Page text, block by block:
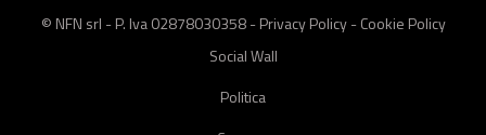
© NFN srl - P. Iva 02878030358 -Privacy Policy-Cookie Policy
Social Wall
Politica